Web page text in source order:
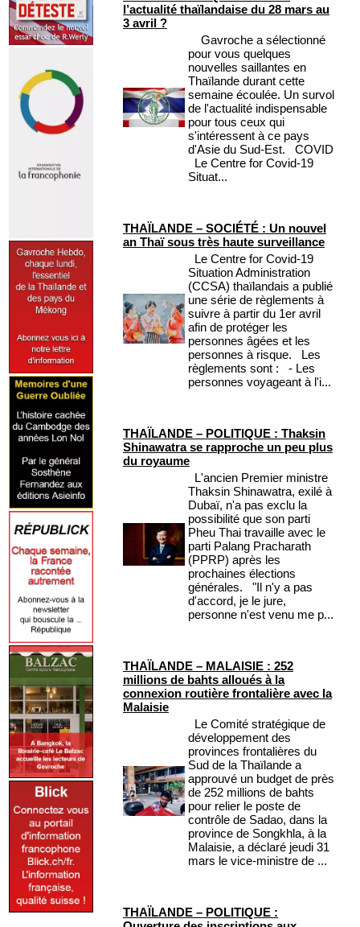
l’actualité thaïlandaise du 28 mars au
3 avril ?
Gavroche a sélectionné
pour vous quelques
nouvelles saillantes en
Thaïlande durant cette
semaine écoulée. Un survol
de l'actualité indispensable
pour tous ceux qui
s'intéressent à ce pays
d'Asie du Sud-Est. COVID
Le Centre for Covid-19
Situat...
THAÏLANDE – SOCIÉTÉ : Un nouvel
an Thaï sous très haute surveillance
Le Centre for Covid-19
Situation Administration
(CCSA) thaïlandais a publié
une série de règlements à
suivre à partir du 1er avril
afin de protéger les
personnes âgées et les
personnes à risque. Les
règlements sont : - Les
personnes voyageant à l'i...
THAÏLANDE – POLITIQUE : Thaksin
Shinawatra se rapproche un peu plus
du royaume
L'ancien Premier ministre
Thaksin Shinawatra, exilé à
Dubaï, n'a pas exclu la
possibilité que son parti
Pheu Thai travaille avec le
parti Palang Pracharath
(PPRP) après les
prochaines élections
générales. "Il n'y a pas
d'accord, je le jure,
personne n'est venu me p...
THAÏLANDE – MALAISIE : 252
millions de bahts alloués à la
connexion routière frontalière avec la
Malaisie
Le Comité stratégique de
développement des
provinces frontalières du
Sud de la Thaïlande a
approuvé un budget de près
de 252 millions de bahts
pour relier le poste de
contrôle de Sadao, dans la
province de Songkhla, à la
Malaisie, a déclaré jeudi 31
mars le vice-ministre de ...
THAÏLANDE – POLITIQUE :